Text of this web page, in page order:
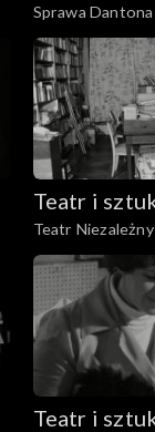
Sprawa Dantona
Teatr i
Teatr
„Balladyny”
Teatr i